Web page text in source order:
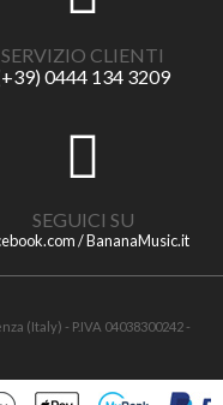
SERVIZIO CLIENTI
0444 134 3209
SEGUICI SU
/ BananaMusic.it
(Italy) - P.IVA 04038300242 -